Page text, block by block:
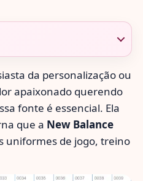
da personalização ou
apaixonado querendo
fonte é essencial. Ela
que a New Balance
uniformes de jogo, treino